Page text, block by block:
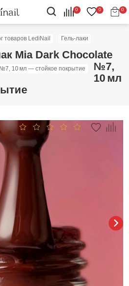
0 0 0
товаров LediNail Гель-лаки
10 мл — стойкое покрытие
Mia Dark Chocolate
№7,
10 мл